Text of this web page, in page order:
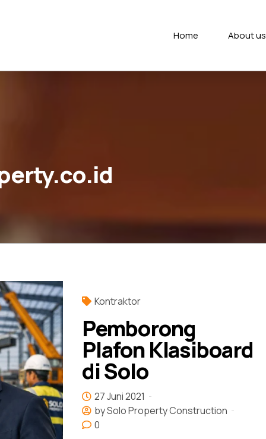
Home About us
Kontraktor
Pemborong
Plafon Klasiboard
di Solo
27 Juni 2021
by Solo Property Construction
0